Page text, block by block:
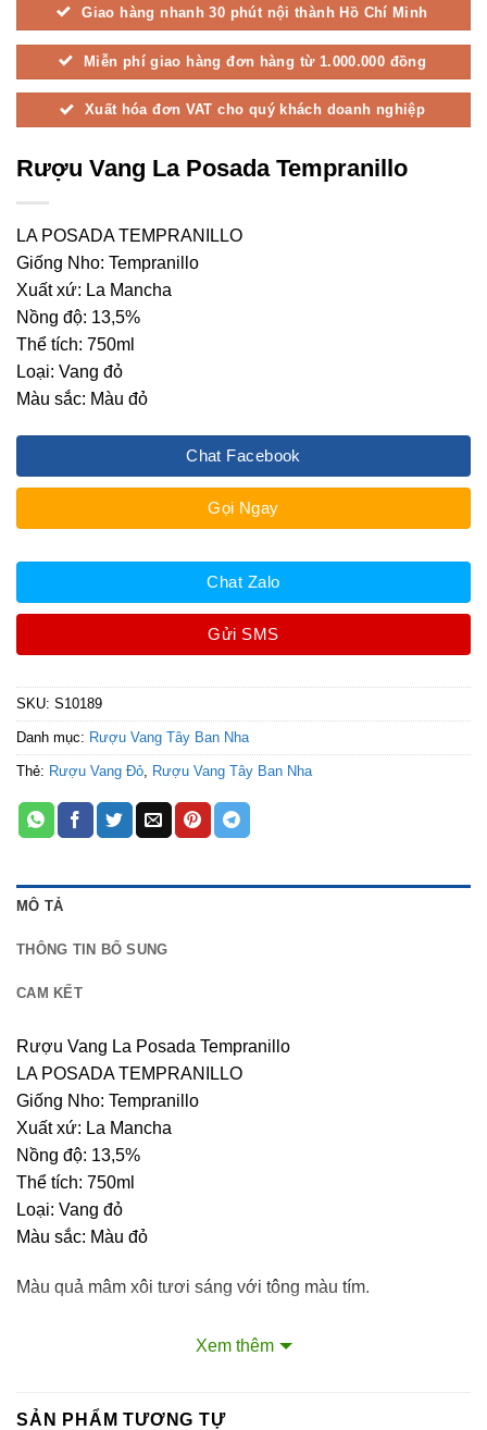
Giao hàng nhanh 30 phút nội thành Hồ Chí Minh
Miễn phí giao hàng đơn hàng từ 1.000.000 đồng
Xuất hóa đơn VAT cho quý khách doanh nghiệp
Rượu Vang La Posada Tempranillo
LA POSADA TEMPRANILLO
Giống Nho: Tempranillo
Xuất xứ: La Mancha
Nồng độ: 13,5%
Thể tích: 750ml
Loại: Vang đỏ
Màu sắc: Màu đỏ
Chat Facebook
Gọi Ngay
Chat Zalo
Gửi SMS
SKU: S10189
Danh mục: Rượu Vang Tây Ban Nha
Thẻ: Rượu Vang Đỏ, Rượu Vang Tây Ban Nha
MÔ TẢ
THÔNG TIN BỔ SUNG
CAM KẾT
Rượu Vang La Posada Tempranillo
LA POSADA TEMPRANILLO
Giống Nho: Tempranillo
Xuất xứ: La Mancha
Nồng độ: 13,5%
Thể tích: 750ml
Loại: Vang đỏ
Màu sắc: Màu đỏ
Màu quả mâm xôi tươi sáng với tông màu tím.
Lời khuyên cần thiết về cách uống rượu vang
Chọn ly rượu phù hợp cho các loại rượu khác nhau có
Xem thêm
SẢN PHẨM TƯƠNG TỰ